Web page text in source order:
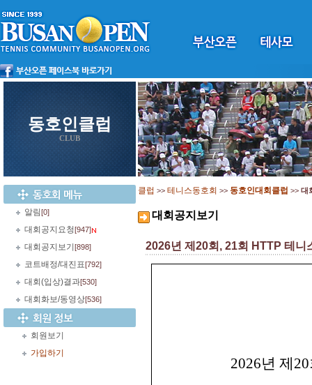
동호인클럽
CLUB
알림[0]
대회공지요청[947]
대회공지보기 [898]
코트배정/대진표[792]
대회(입상)결과[530]
대회화보/동영상[536]
회원보기
가입하기
클럽 >> 테니스동호회 >> 동호인대회클럽 >> 대
대회공지보기
2026년 제20회, 21회 HTTP 테니
2026년 제